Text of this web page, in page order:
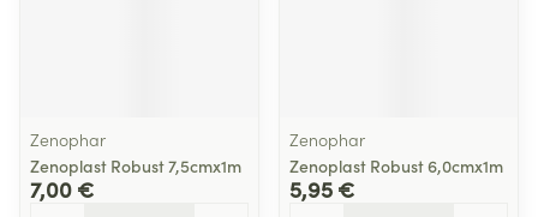
Zenophar
Zenoplast Robust 7,5cmx1m
7,00 €
Zenophar
Zenoplast Robust 6,0cmx1m
5,95 €